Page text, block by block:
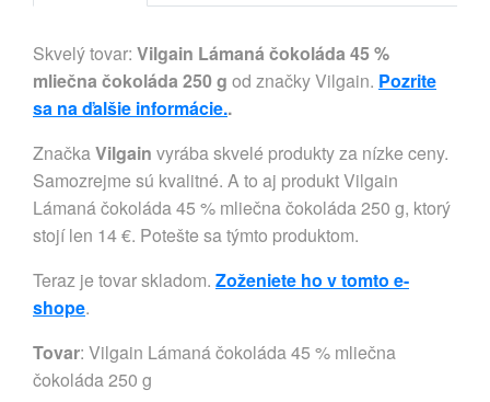
Skvelý tovar: Vilgain Lámaná čokoláda 45 %
mliečna čokoláda 250 g od značky Vilgain. Pozrite
sa na ďalšie informácie..
ZnačkaVilgain vyrába skvelé produkty za nízke ceny.
Samozrejme sú kvalitné. A to aj produkt Vilgain
Lámaná čokoláda 45 % mliečna čokoláda 250 g, ktorý
stojí len 14 €. Potešte sa týmto produktom.
Teraz je tovar skladom. Zoženiete ho v tomto e-
shope.
Tovar: Vilgain Lámaná čokoláda 45 % mliečna
čokoláda 250 g